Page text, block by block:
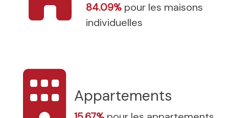
84.09% pour les maisons
individuelles
Appartements